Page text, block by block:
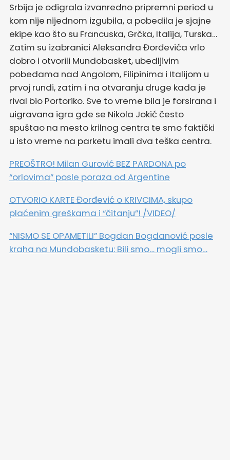
Srbija je odigrala izvanredno pripremni period u
kom nije nijednom izgubila, a pobedila je sjajne
ekipe kao što su Francuska, Grčka, Italija, Turska…
Zatim su izabranici Aleksandra Đorđevića vrlo
dobro i otvorili Mundobasket, ubedljivim
pobedama nad Angolom, Filipinima i Italijom u
prvoj rundi, zatim i na otvaranju druge kada je
rival bio Portoriko. Sve to vreme bila je forsirana i
uigravana igra gde se Nikola Jokić često
spuštao na mesto krilnog centra te smo faktički
u isto vreme na parketu imali dva teška centra.
PREOŠTRO! Milan Gurović BEZ PARDONA po
“orlovima” posle poraza od Argentine
OTVORIO KARTE Đorđević o KRIVCIMA, skupo
plaćenim greškama i “čitanju”! /VIDEO/
“NISMO SE OPAMETILI” Bogdan Bogdanović posle
kraha na Mundobasketu: Bili smo… mogli smo…